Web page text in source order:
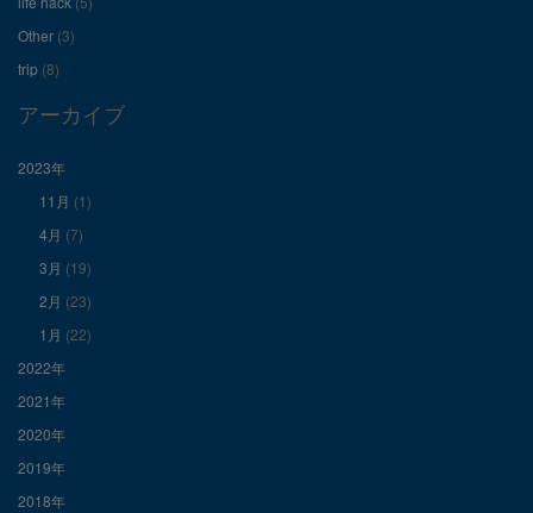
Facebook
で
示
Other (3)
trip (8)
アーカイブ
2023年
11月 (1)
4月 (7)
3月 (19)
2月 (23)
1月 (22)
2022年
2021年
2020年
2019年
2018年